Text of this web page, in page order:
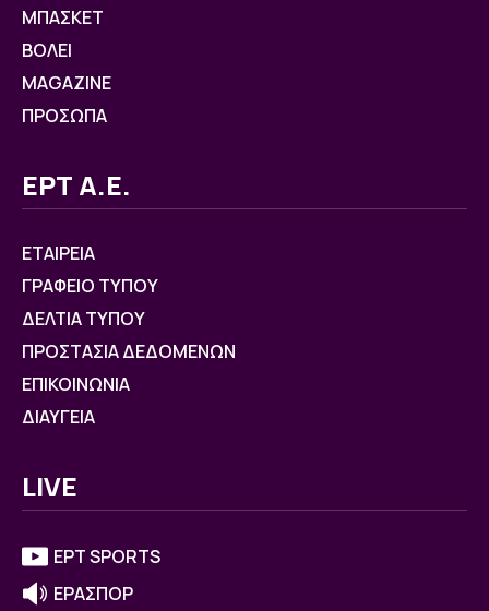
ΜΠΑΣΚΕΤ
ΒOΛΕΙ
MAGAZINE
ΠΡΟΣΩΠΑ
ΕΡΤ Α.Ε.
ΕΤΑΙΡΕΙΑ
ΓΡΑΦΕΙΟ ΤΥΠΟΥ
ΔΕΛΤΙΑ ΤΥΠΟΥ
ΠΡΟΣΤΑΣΙΑ ΔΕΔΟΜΕΝΩΝ
ΕΠΙΚΟΙΝΩΝΙΑ
ΔΙΑΥΓΕΙΑ
LIVE
ΕΡΤ SPORTS
ΕΡΑΣΠΟΡ